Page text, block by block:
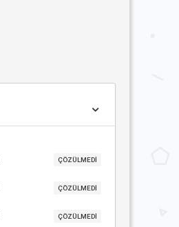
ÇÖZÜLMEDİ
ÇÖZÜLMEDİ
ÇÖZÜLMEDİ